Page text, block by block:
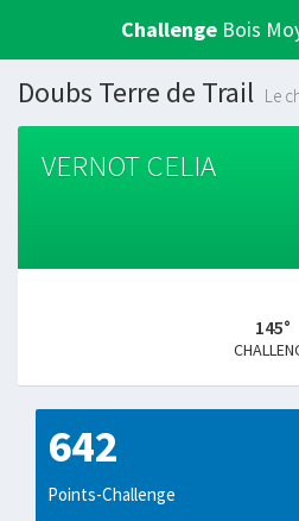
Challenge Bois
Doubs Terre de Trail Le
VERNOT CELIA
145°
642
Points-Challenge